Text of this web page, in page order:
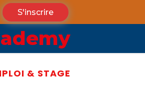
S'inscrire
& STAGE